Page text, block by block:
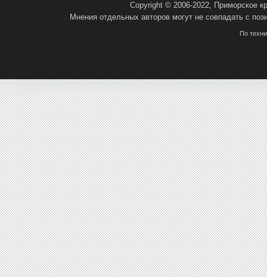
Copyright © 2006-2022, Приморское
Мнения отдельных авторов могут не совпадать с
По